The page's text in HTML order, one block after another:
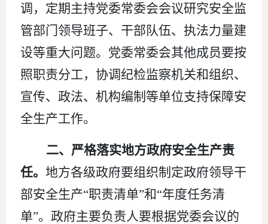
调，定期主持党委常委会会议研究安全监
管部门领导班子、干部队伍、执法力量建
设等重大问题。党委常委会其他成员要按
照职责分工，协调纪检监察机关和组织、
宣传、政法、机构编制等单位支持保障安
全生产工作。
二、严格落实地方政府安全生产责
任。 地方各级政府要组织制定政府领导干
部安全生产“职责清单”和“年度任务清
单”。政府主要负责人要根据党委会议的